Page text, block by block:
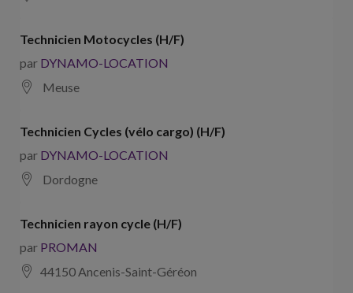
Technicien Motocycles (H/F)
par DYNAMO-LOCATION
Meuse
Technicien Cycles (vélo cargo) (H/F)
par DYNAMO-LOCATION
Dordogne
Technicien rayon cycle (H/F)
par PROMAN
44150 Ancenis-Saint-Géréon